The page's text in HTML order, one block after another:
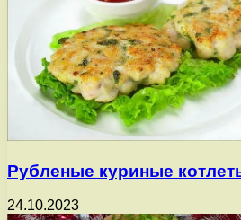
Рубленые куриные
24.10.2023